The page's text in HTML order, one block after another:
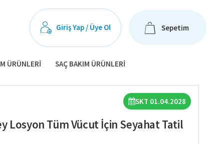
Giriş Yap / Üye Ol Sepetim
ÜRÜNLERI SAÇ BAKIM ÜRÜNLERI
SKT 01.04.2028
Losyon Tüm Vücut İçin Seyahat Tatil